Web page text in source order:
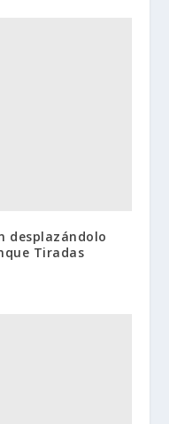
desplazándolo
Tiradas